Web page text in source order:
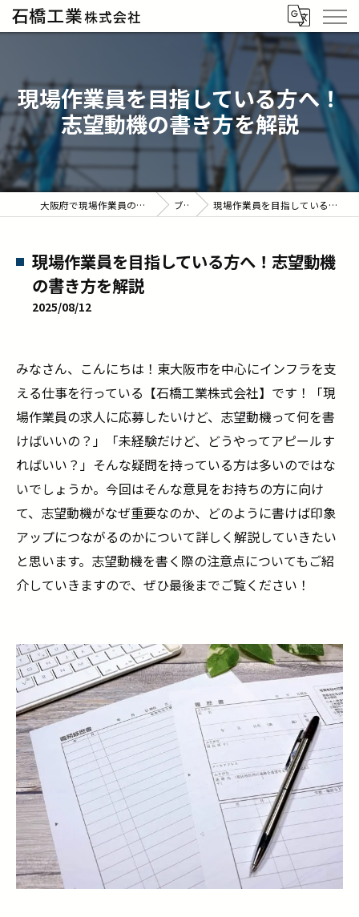
現場作業員を目指している方へ！
志望動機の書き方を解説
大阪府で現場作業員の求人なら石橋工業株式会社 ブログ 現場作業員を目指している方へ！志望動機の書き方を解説
現場作業員を目指している方へ！志望動機
の書き方を解説
2025/08/12
みなさん、こんにちは！東大阪市を中心にインフラを支
える仕事を行っている【石橋工業株式会社】です！「現
場作業員の求人に応募したいけど、志望動機って何を書
けばいいの？」「未経験だけど、どうやってアピールす
ればいい？」そんな疑問を持っている方は多いのではな
いでしょうか。今回はそんな意見をお持ちの方に向け
て、志望動機がなぜ重要なのか、どのように書けば印象
アップにつながるのかについて詳しく解説していきたい
と思います。志望動機を書く際の注意点についてもご紹
介していきますので、ぜひ最後までご覧ください！